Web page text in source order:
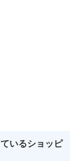
いるショッピ